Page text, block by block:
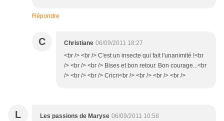
Répondre
C Christiane 06/09/2011 18:27
<br /> <br /> C'est un insecte qui fait l'unanimité !<br
/> <br /> <br /> Bises et bon retour. Bon courage...<br
/> <br /> <br /> Cricri<br /> <br /> <br /> <br />
L Les passions de Maryse 06/09/2011 10:58